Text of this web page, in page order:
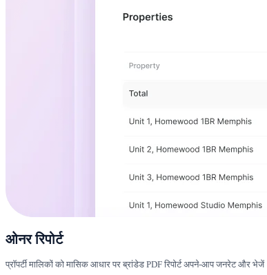
ओनर रिपोर्ट
प्रॉपर्टी मालिकों को मासिक आधार पर ब्रांडेड PDF रिपोर्ट अपने-आप जनरेट और